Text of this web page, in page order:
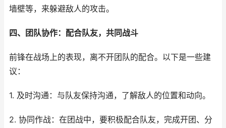
墙壁等，来躲避敌人的攻击。
四、团队协作：配合队友，共同战斗
前锋在战场上的表现，离不开团队的配合。以下是一些建
议：
1. 及时沟通：与队友保持沟通，了解敌人的位置和动向。
2. 协同作战：在团战中，要积极配合队友，完成开团、分